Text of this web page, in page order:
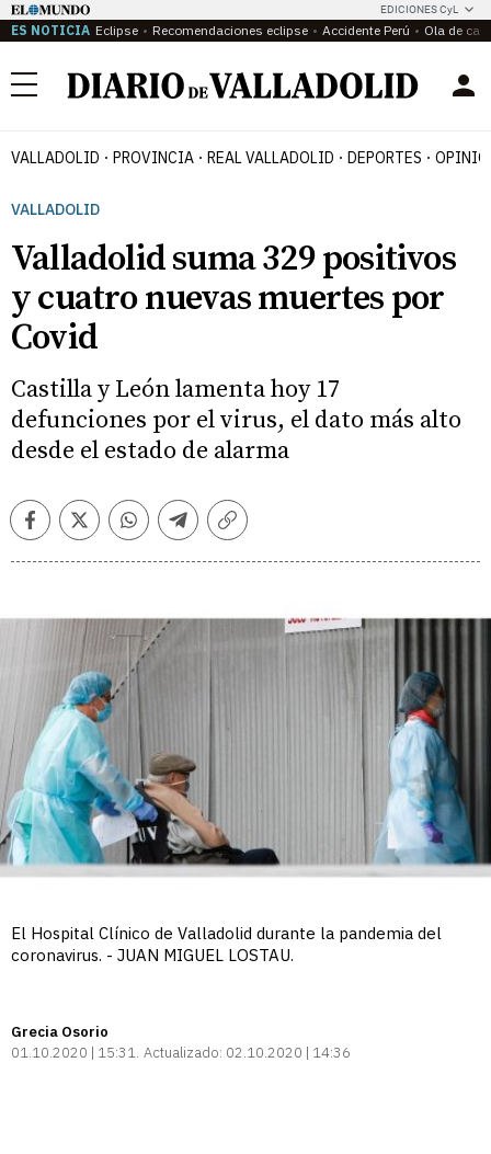
EDICIONES CyL
ES NOTICIA Eclipse Recomendaciones eclipse Accidente Perú Ola de
Menú
VALLADOLID PROVINCIA REAL VALLADOLID DEPORTES
VALLADOLID
Valladolid suma 329 positivos
y cuatro nuevas muertes por
Covid
Castilla y León lamenta hoy 17
defunciones por el virus, el dato más alto
desde el estado de alarma
FacebookTwitterWhatsappTelegramCopiar
El Hospital Clínico de Valladolid durante la pandemia del
coronavirus. - JUAN MIGUEL LOSTAU.
Grecia Osorio
01.10.2020 | 15:31 Actualizado: 02.10.2020 | 14:36